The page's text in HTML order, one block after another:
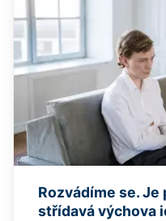
Rozvádíme se. Je
střídavá výchova